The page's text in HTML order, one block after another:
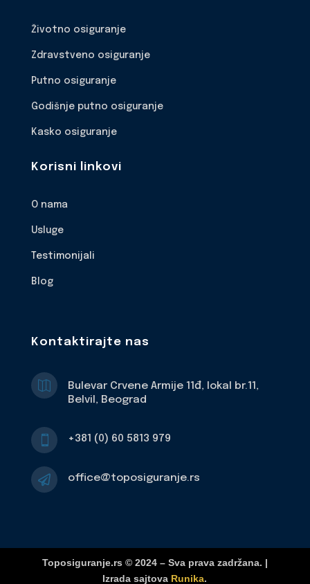
Životno osiguranje
Zdravstveno osiguranje
Putno osiguranje
Godišnje putno osiguranje
Kasko osiguranje
Korisni linkovi
O nama
Usluge
Testimonijali
Blog
Kontaktirajte nas

Bulevar Crvene Armije 11đ, lokal br.11,
Belvil, Beograd
 +381 (0) 60 5813 979
 office@toposiguranje.rs
Toposiguranje.rs © 2024 – Sva prava zadržana. |
Izrada sajtova Runika.